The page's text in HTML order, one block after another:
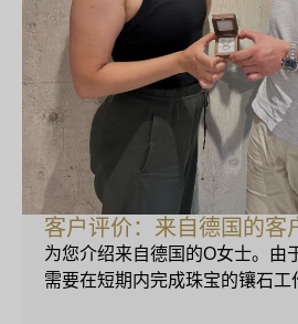
客户评价：来自德国的客
为您介绍来自德国的O女士。由
需要在短期内完成珠宝的镶石